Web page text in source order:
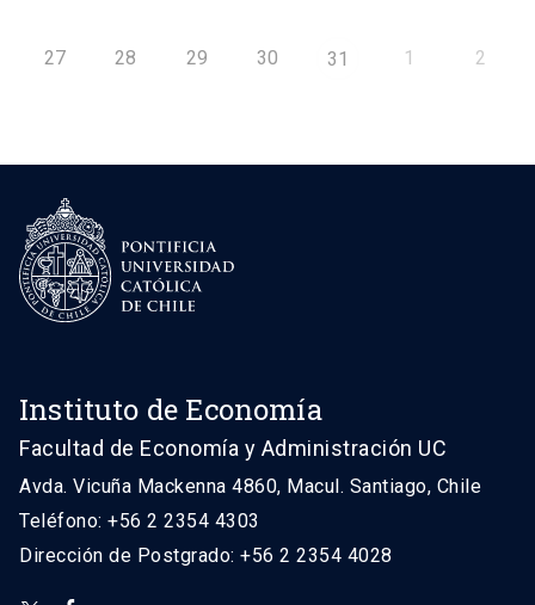
27 28 29 30 31 1 2
Instituto de Economía
Facultad de Economía y Administración UC
Avda. Vicuña Mackenna 4860, Macul. Santiago, Chile
Teléfono: +56 2 2354 4303
Dirección de Postgrado: +56 2 2354 4028